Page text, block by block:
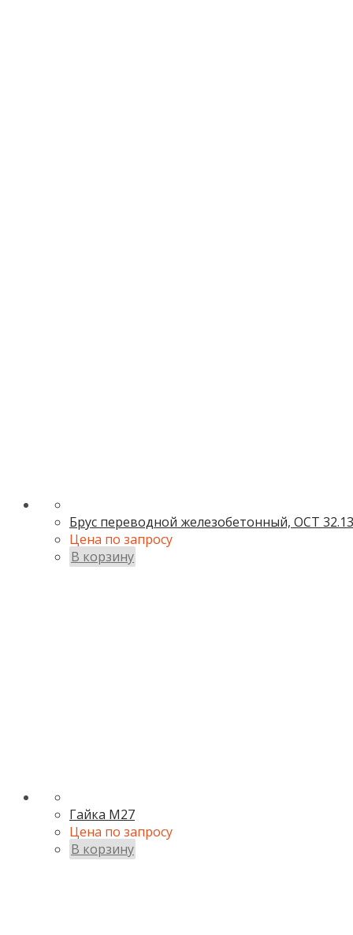
Брус переводной железобетонный, ОСТ
Цена по запросу
В корзину
Гайка М27
Цена по запросу
В корзину